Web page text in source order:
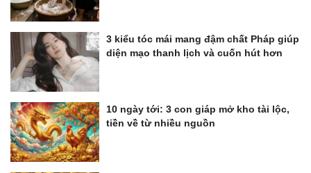
3 kiểu tóc mái mang đậm chất Pháp giúp
diện mạo thanh lịch và cuốn hút hơn
10 ngày tới: 3 con giáp mở kho tài lộc,
tiền về từ nhiều nguồn